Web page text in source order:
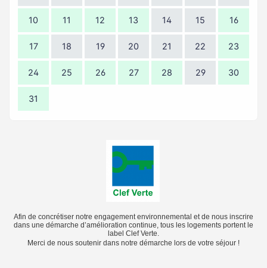
10 11 12 13 14 15 16
17 18 19 20 21 22 23
24 25 26 27 28 29 30
31
Afin de concrétiser notre engagement environnemental et de nous inscrire
dans une démarche d’amélioration continue, tous les logements portent le
label Clef Verte.
Merci de nous soutenir dans notre démarche lors de votre séjour !